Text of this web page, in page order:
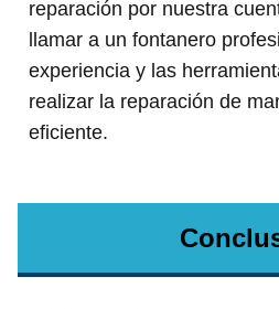
reparación por nuestra
llamar a un fontanero
experiencia y las
realizar la reparación de
eficiente.